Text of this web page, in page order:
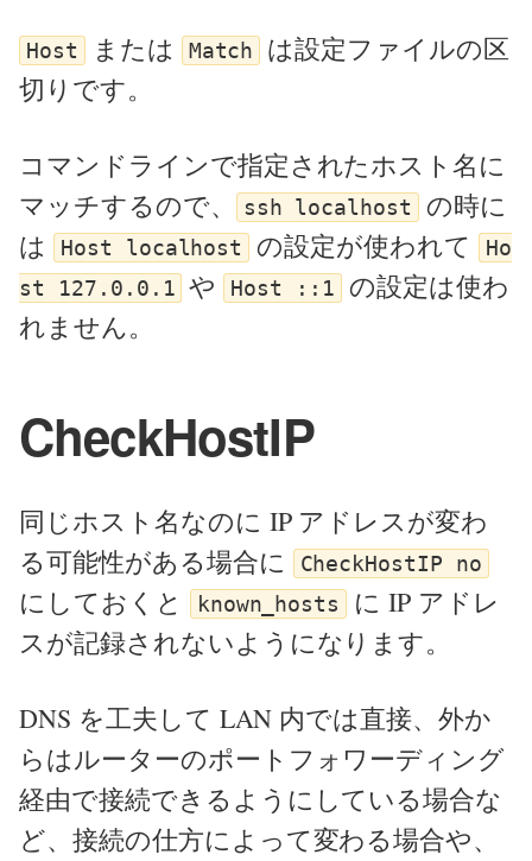
Host または Match
は設定ファイルの区
切りです。
コマンドラインで指定されたホスト名に
マッチするので、
ssh localhost
の時に
は
Host localhost の設定が使われて
Ho
st 127.0.0.1 や Host ::1
の設定は使わ
れません。
CheckHostIP
同じホスト名なのに IP アドレスが変わ
る可能性がある場合に
CheckHostIP no
にしておくと known_hosts
に IP アドレ
スが記録されないようになります。
DNS を工夫して LAN 内では直接、外か
らはルーターのポートフォワーディング
経由で接続できるようにしている場合な
ど、接続の仕方によって変わる場合や、